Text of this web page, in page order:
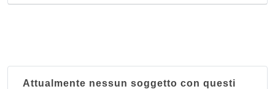
Attualmente nessun soggetto con questi